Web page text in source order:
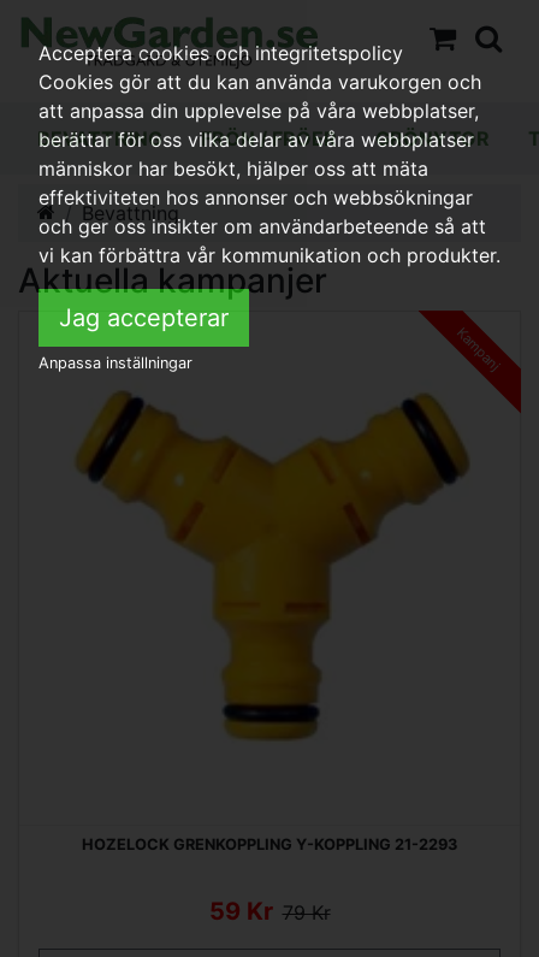
BEVATTNING FRÖN / FRÖER GRÖNYTOR
Bevattning
Aktuella kampanjer
Kampanj
HOZELOCK GRENKOPPLING Y-KOPPLING 21-2293
59 Kr 79 Kr
Acceptera cookies och integritetspolicy
Cookies gör att du kan använda varukorgen och
att anpassa din upplevelse på våra webbplatser,
berättar för oss vilka delar av våra webbplatser
människor har besökt, hjälper oss att mäta
effektiviteten hos annonser och webbsökningar
och ger oss insikter om användarbeteende så att
vi kan förbättra vår kommunikation och produkter.
Jag accepterar
Anpassa inställningar